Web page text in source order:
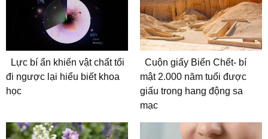
Lực bí ẩn khiến vật chất tối
đi ngược lại hiểu biết khoa
học
Cuộn giấy Biển Chết- bí
mật 2.000 năm tuổi được
giấu trong hang động sa
mạc